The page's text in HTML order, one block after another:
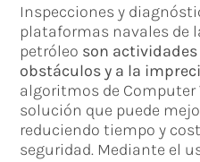
Inspecciones y
plataformas navales de
petróleo son
obstáculos y a la
algoritmos de Computer
solución que puede
reduciendo tiempo y
seguridad. Mediante el